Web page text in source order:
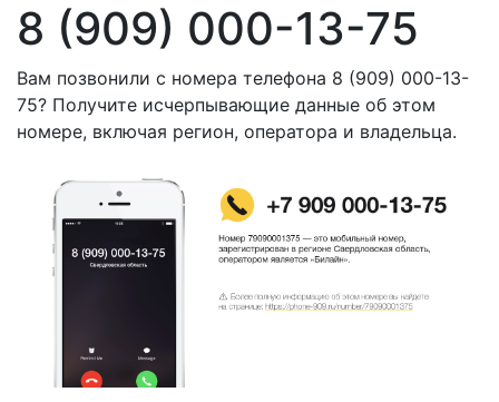
8 (909) 000-13-75
Вам позвонили с номера телефона 8 (909) 000-13-
75? Получите исчерпывающие данные об этом
номере, включая регион, оператора и владельца.